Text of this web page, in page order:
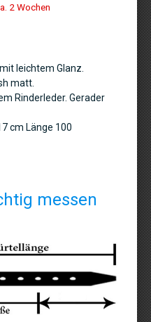
2 Wochen
leichtem Glanz.
matt.
Rinderleder. Gerader
cm Länge 100
messen